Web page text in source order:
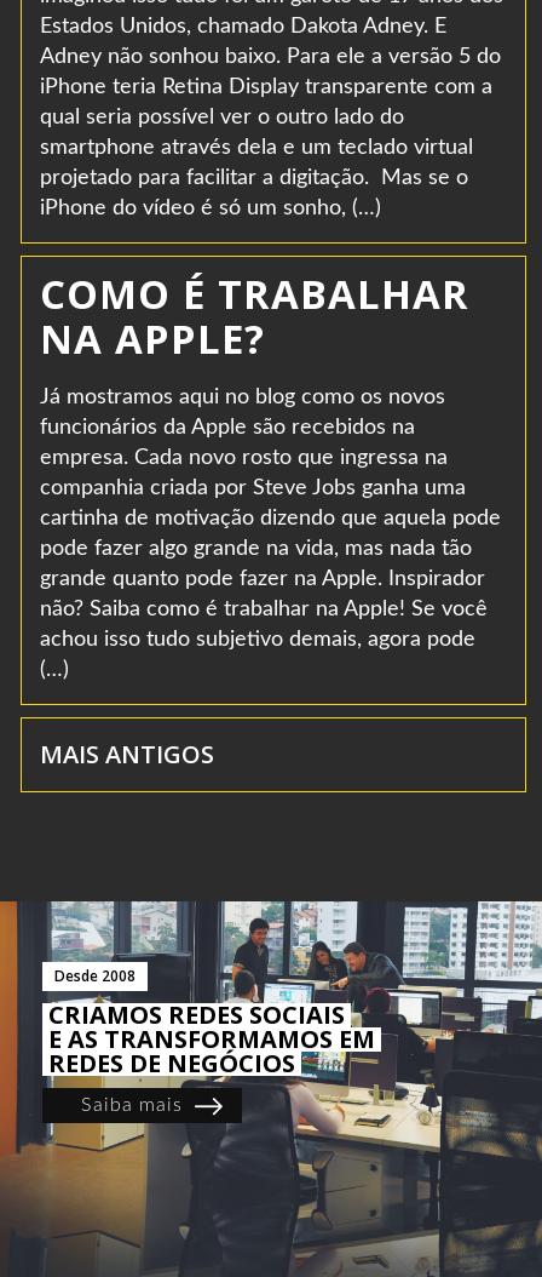
Estados Unidos, chamado Dakota Adney. E
Adney não sonhou baixo. Para ele a versão 5 do
iPhone teria Retina Display transparente com a
qual seria possível ver o outro lado do
smartphone através dela e um teclado virtual
projetado para facilitar a digitação. Mas se o
iPhone do vídeo é só um sonho, (…)
COMO É TRABALHAR
NA APPLE?
Já mostramos aqui no blog como os novos
funcionários da Apple são recebidos na
empresa. Cada novo rosto que ingressa na
companhia criada por Steve Jobs ganha uma
cartinha de motivação dizendo que aquela pode
pode fazer algo grande na vida, mas nada tão
grande quanto pode fazer na Apple. Inspirador
não? Saiba como é trabalhar na Apple! Se você
achou isso tudo subjetivo demais, agora pode
(…)
MAIS ANTIGOS
Desde 2008
CRIAMOS REDES SOCIAIS
E AS TRANSFORMAMOS EM
REDES DE NEGÓCIOS
Saiba mais